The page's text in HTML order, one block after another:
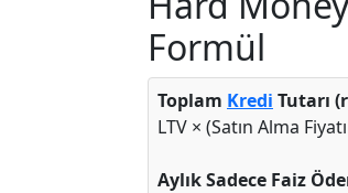
Formül
Toplam Kredi Tutarı
LTV × (Satın Alma
Aylık Sadece Faiz